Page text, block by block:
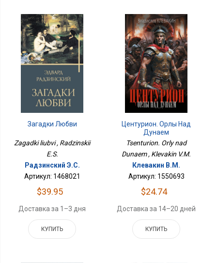
Загадки Любви
Zagadki liubvi , Radzinskii
E.S.
Радзинский Э.С.
Артикул: 1468021
$39.95
Доставка за 1–3 дня
КУПИТЬ
Центурион. Орлы Над
Дунаем
Tsenturion. Orly nad
Dunaem , Klevakin V.M.
Клевакин В.М.
Артикул: 1550693
$24.74
Доставка за 14–20 дней
КУПИТЬ